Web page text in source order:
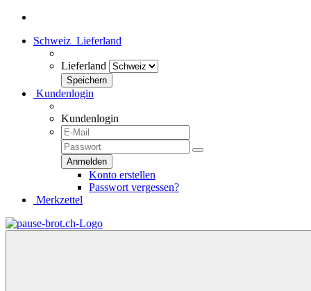
Schweiz Lieferland
Lieferland
Kundenlogin
Kundenlogin
Konto erstellen
Passwort vergessen?
Merkzettel